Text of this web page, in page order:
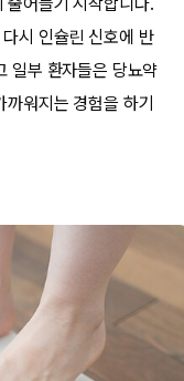
시 인슐린 신호에 반
일부 환자들은 당뇨약
까워지는 경험을 하기